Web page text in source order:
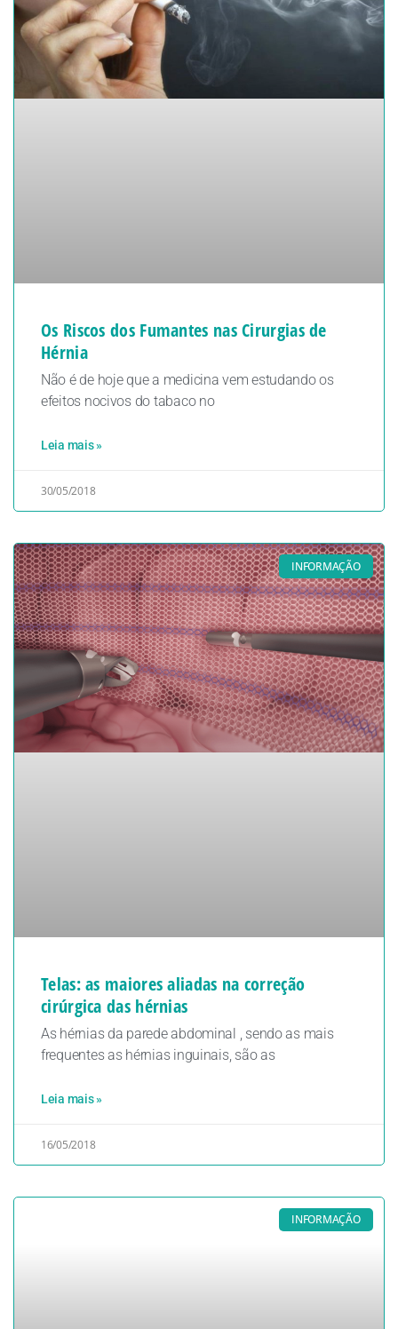
Os Riscos dos Fumantes nas Cirurgias de
Hérnia
Não é de hoje que a medicina vem estudando os
efeitos nocivos do tabaco no
Leia mais »
30/05/2018
INFORMAÇÃO
Telas: as maiores aliadas na correção
cirúrgica das hérnias
As hérnias da parede abdominal , sendo as mais
frequentes as hérnias inguinais, são as
Leia mais »
16/05/2018
INFORMAÇÃO